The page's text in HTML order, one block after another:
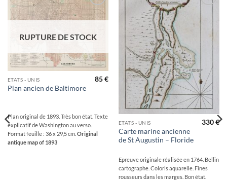
Ajouter
à la
RUPTURE DE STOCK
ETATS - UNIS
Plan ancien de Baltimore
85€
Plan original de 1893. Très bon état. Texte
explicatif de Washington au verso.
Format feuille : 36 x 29,5 cm. Original
antique map of 1893
ETATS - UNIS
Carte marine ancienne
de St Augustin – Floride
330€
Epreuve originale réalisée en 1764. Bellin
cartographe. Coloris aquarelle. Fines
rousseurs dans les marges. Bon état.